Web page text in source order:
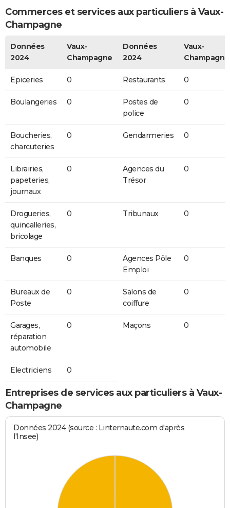
Commerces et services aux particuliers à Vaux-
Champagne
Données
2024
Vaux-
Champagne
Données
2024
Vaux-
Champagne
Epiceries 0 Restaurants 0
Boulangeries 0
Postes de
police
0
Boucheries,
charcuteries
0 Gendarmeries 0
Librairies,
papeteries,
journaux
0
Agences du
Trésor
0
Drogueries,
quincalleries,
bricolage
0 Tribunaux 0
Banques 0
Agences Pôle
Emploi
0
Bureaux de
Poste
0
Salons de
coiffure
0
Garages,
réparation
automobile
0 Maçons 0
Electriciens 0
Entreprises de services aux particuliers à Vaux-
Champagne
Données 2024 (source : Linternaute.com d'après
l'Insee)